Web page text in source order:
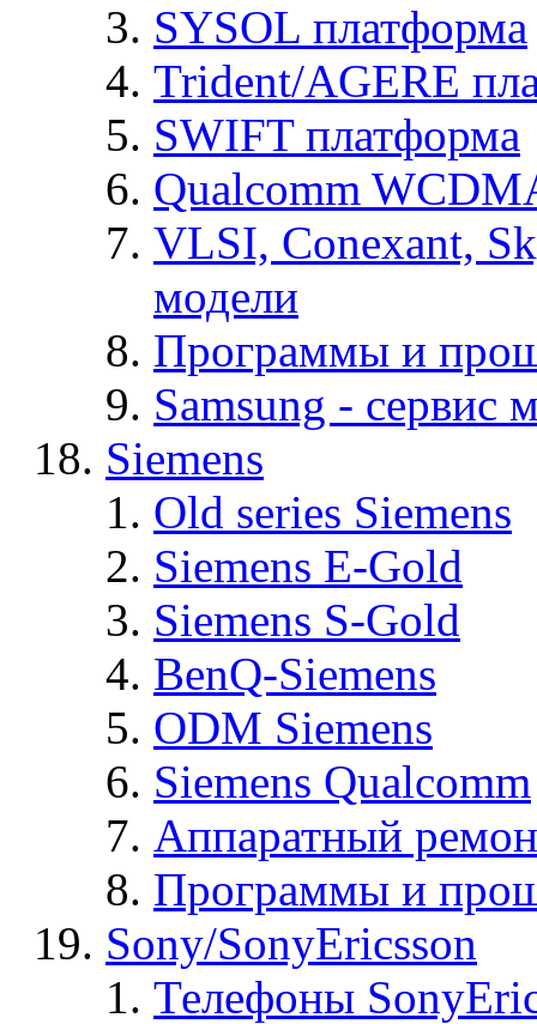
SYSOL платформа
Trident/AGERE
SWIFT платформа
Qualcomm
VLSI, Conexant,
модели
Программы и
Samsung - cервис
Siemens
Old series Siemens
Siemens E-Gold
Siemens S-Gold
BenQ-Siemens
ODM Siemens
Siemens Qualcomm
Аппаратный
Программы и
Sony/SonyEricsson
Телефоны